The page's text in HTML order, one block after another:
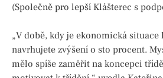
(Společně pro lepší Klášterec s
„V době, kdy je ekonomická situace
navrhujete zvýšení o sto procent.
mělo spíše zaměřit na koncepci